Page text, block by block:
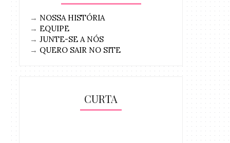
→ NOSSA HISTÓRIA
→ EQUIPE
→ JUNTE-SE A NÓS
→ QUERO SAIR NO SITE
CURTA